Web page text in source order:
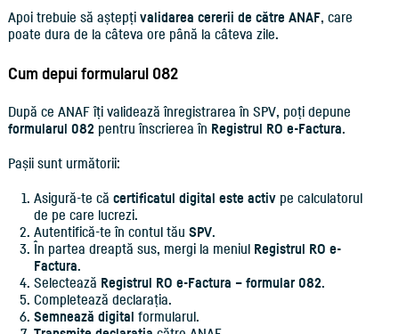
Apoi trebuie să aștepți validarea cererii de către ANAF, care
poate dura de la câteva ore până la câteva zile.
Cum depui formularul 082
După ce ANAF îți validează înregistrarea în SPV, poți depune
formularul 082 pentru înscrierea în Registrul RO e-Factura.
Pașii sunt următorii:
Asigură-te că certificatul digital este activpe calculatorul
de pe care lucrezi.
Autentifică-te în contul tău SPV.
În partea dreaptă sus, mergi la meniul Registrul RO e-
Factura.
Selectează Registrul RO e-Factura – formular 082.
Completează declarația.
Semnează digital formularul.